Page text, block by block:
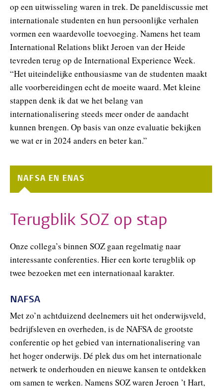
op een uitwisseling waren in trek. De paneldiscussie met
internationale studenten en hun persoonlijke verhalen
vormen een waardevolle toevoeging. Namens het team
International Relations blikt Jeroen van der Heide
tevreden terug op de International Experience Week.
“Het uiteindelijke enthousiasme van de studenten maakt
alle voorbereidingen echt de moeite waard. Met kleine
stappen denk ik dat we het belang van
internationalisering steeds meer onder de aandacht
kunnen brengen. Op basis van onze evaluatie bekijken
we wat er in 2024 anders en beter kan.”
NAFSA EN ENAS
Terugblik SOZ op stap
Onze collega’s binnen SOZ gaan regelmatig naar
interessante conferenties. Hier een korte terugblik op
twee bezoeken met een internationaal karakter.
NAFSA
Met zo’n achtduizend deelnemers uit het onderwijsveld,
bedrijfsleven en overheden, is de NAFSA de grootste
conferentie op het gebied van internationalisering van
het hoger onderwijs. Dé plek dus om het internationale
netwerk te onderhouden en nieuwe kansen te ontdekken
om samen te werken. Namens SOZ waren Jeroen ’t Hart,